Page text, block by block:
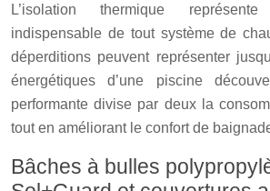
L’isolation thermique
indispensable de tout système de
déperditions peuvent représenter
énergétiques d’une piscine
performante divise par deux la
tout en améliorant le confort de
Bâches à bulles